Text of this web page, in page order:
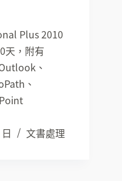
Plus 2010
天，附有
、
、
文書處理